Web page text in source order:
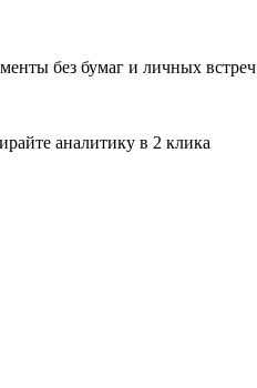
без бумаг и личных встреч
аналитику в 2 клика